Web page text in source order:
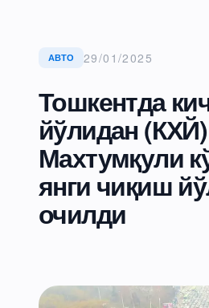
АВТО 29/01/2025
Тошкентда
йўлидан (КХЙ)
Махтумқули
янги чиқиш
очилди